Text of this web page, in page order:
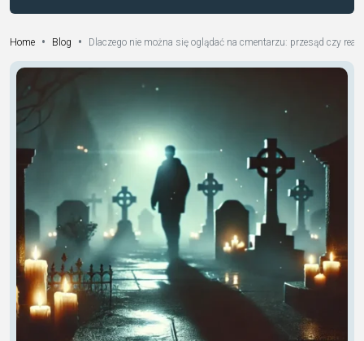
Home • Blog • Dlaczego nie można się oglądać na cmentarzu: przesąd czy